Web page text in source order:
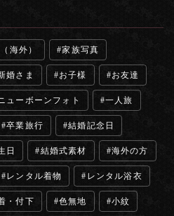
海外） 家族写真
婚さま お子様 お友達
ューボーンフォト 一人旅
卒業旅行 結婚記念日
日 結婚式素材 海外の方
レンタル着物 レンタル浴衣
・付下 色無地 小紋